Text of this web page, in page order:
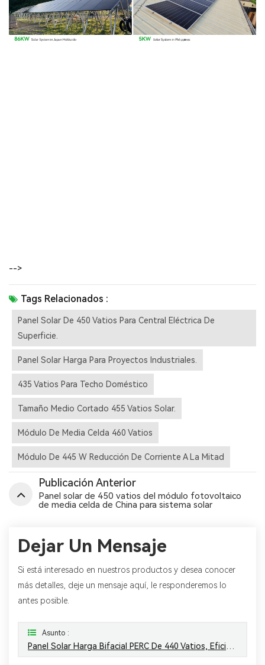
-->
Tags Relacionados :
Panel Solar De 450 Vatios Para Central Eléctrica De
Superficie.
Panel Solar Harga Para Proyectos Industriales.
435 Vatios Para Techo Doméstico
Tamaño Medio Cortado 455 Vatios Solar.
Módulo De Media Celda 460 Vatios
Módulo De 445 W Reducción De Corriente A La Mitad
Publicación Anterior
Panel solar de 450 vatios del módulo fotovoltaico
de media celda de China para sistema solar
Dejar Un Mensaje
Si está interesado en nuestros productos y desea conocer
más detalles, deje un mensaje aquí, le responderemos lo
antes posible.
Asunto :